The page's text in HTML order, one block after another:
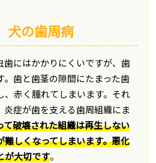
犬の歯周病
歯にはかかりにくいですが、歯
。歯と歯茎の隙間にたまった歯
、赤く腫れてしまいます。それ
症が歯を支える歯周組織にま
て破壊された組織は再生しない
しくなってしまいます。悪化
が大切です。